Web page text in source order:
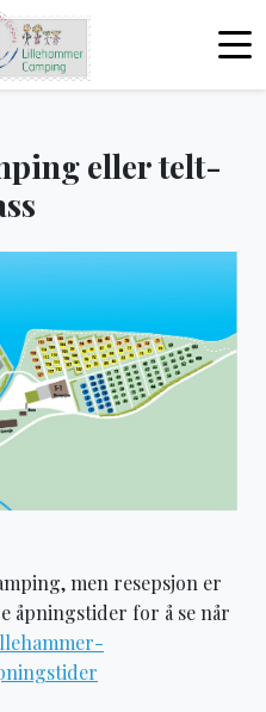
eller telt-
men resepsjon er
åpningstider for å se når